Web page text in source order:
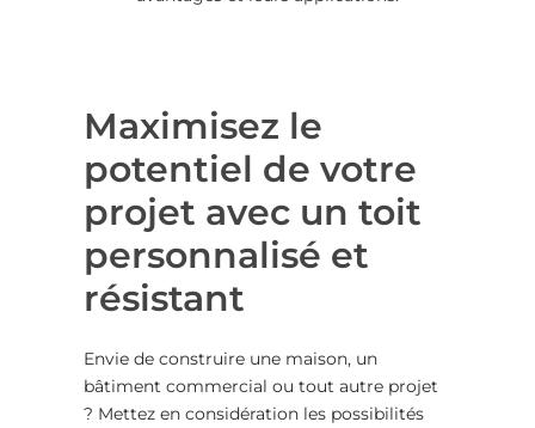
Maximisez le
potentiel de votre
projet avec un toit
personnalisé et
résistant
Envie de construire une maison, un
bâtiment commercial ou tout autre projet
? Mettez en considération les possibilités